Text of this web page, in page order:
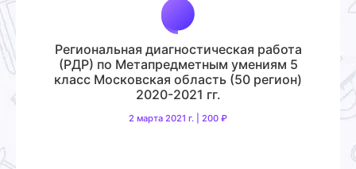
Региональная диагностическая работа
(РДР) по Метапредметным умениям 5
класс Московская область (50 регион)
2020-2021 гг.
2 марта 2021 г. | 200 ₽